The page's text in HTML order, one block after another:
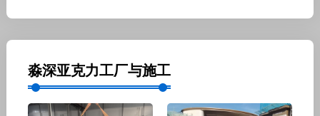
淼深亚克力工厂与施工